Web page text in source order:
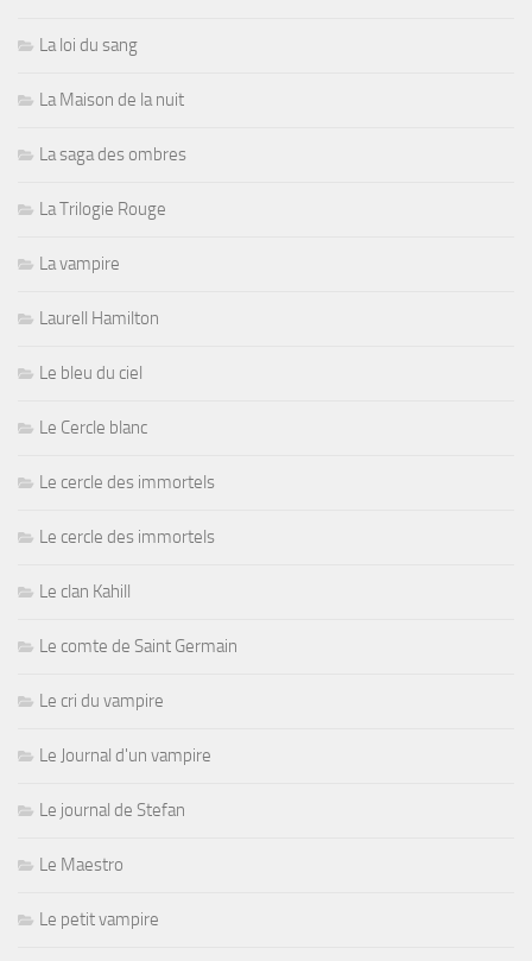
La loi du sang
La Maison de la nuit
La saga des ombres
La Trilogie Rouge
La vampire
Laurell Hamilton
Le bleu du ciel
Le Cercle blanc
Le cercle des immortels
Le cercle des immortels
Le clan Kahill
Le comte de Saint Germain
Le cri du vampire
Le Journal d'un vampire
Le journal de Stefan
Le Maestro
Le petit vampire